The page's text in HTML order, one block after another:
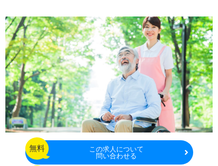
無料 この求人について
問い合わせる